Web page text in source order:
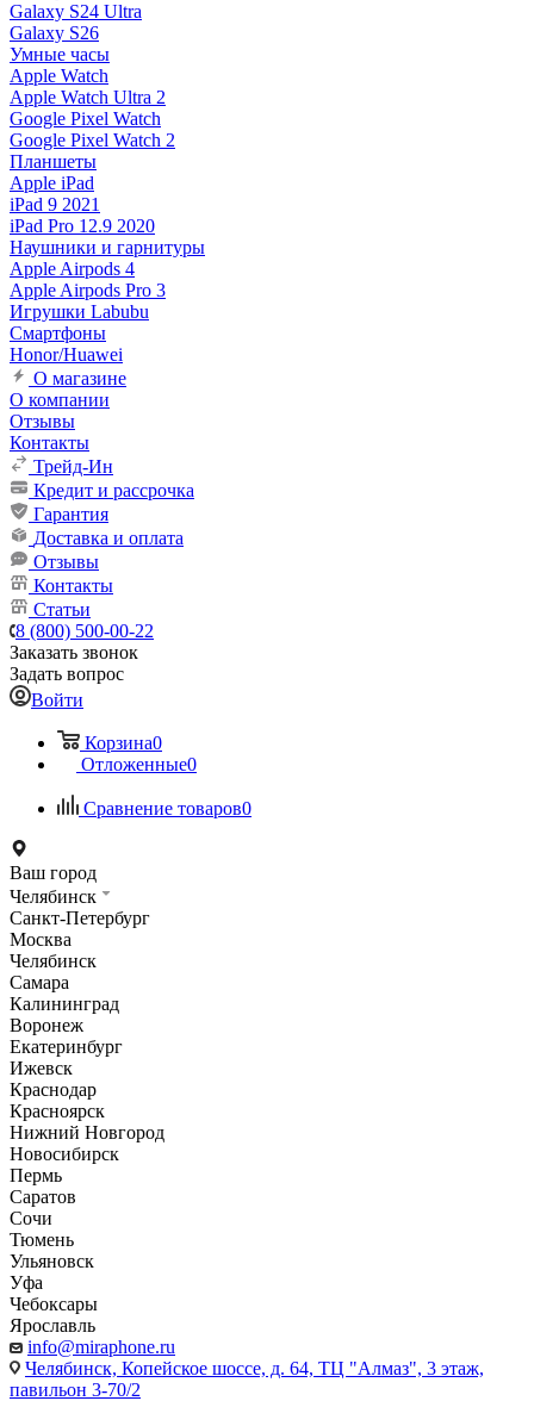
Galaxy S24 Ultra
Galaxy S26
Умные часы
Apple Watch
Apple Watch Ultra 2
Google Pixel Watch
Google Pixel Watch 2
Планшеты
Apple iPad
iPad 9 2021
iPad Pro 12.9 2020
Наушники и гарнитуры
Apple Airpods 4
Apple Airpods Pro 3
Игрушки Labubu
Смартфоны
Honor/Huawei
О магазине
О компании
Отзывы
Контакты
Трейд-Ин
Кредит и рассрочка
Гарантия
Доставка и оплата
Отзывы
Контакты
Статьи
8 (800) 500-00-22
Заказать звонок
Задать вопрос
Войти
Корзина0
Отложенные0
Сравнение товаров0
Ваш город
Челябинск
Санкт-Петербург
Москва
Челябинск
Самара
Калининград
Воронеж
Екатеринбург
Ижевск
Краснодар
Красноярск
Нижний Новгород
Новосибирск
Пермь
Саратов
Сочи
Тюмень
Ульяновск
Уфа
Чебоксары
Ярославль
info@miraphone.ru
Челябинск, Копейское шоссе, д. 64, ТЦ "Алмаз", 3 этаж,
павильон 3-70/2